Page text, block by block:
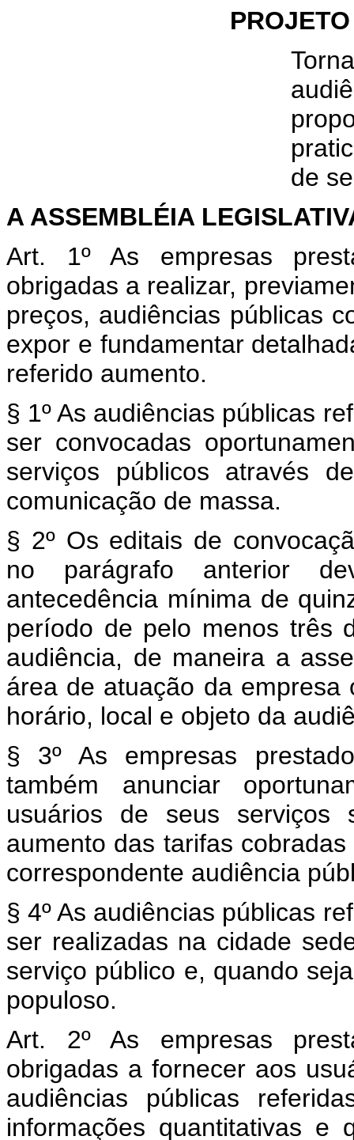
de
A ASSEMBLÉIA
Art. 1º As empresas
obrigadas a realizar,
preços, audiências públicas
expor e fundamentar
referido aumento.
§ 1º As audiências públicas
ser convocadas
serviços públicos através
comunicação de massa.
§ 2º Os editais de
no parágrafo anterior
antecedência mínima de
período de pelo menos três
audiência, de maneira a
área de atuação da empresa
horário, local e objeto da
§ 3º As empresas
também anunciar
usuários de seus serviços
aumento das tarifas
correspondente audiência
§ 4º As audiências públicas
ser realizadas na cidade
serviço público e, quando
populoso.
Art. 2º As empresas
obrigadas a fornecer aos
audiências públicas
informações quantitativas e